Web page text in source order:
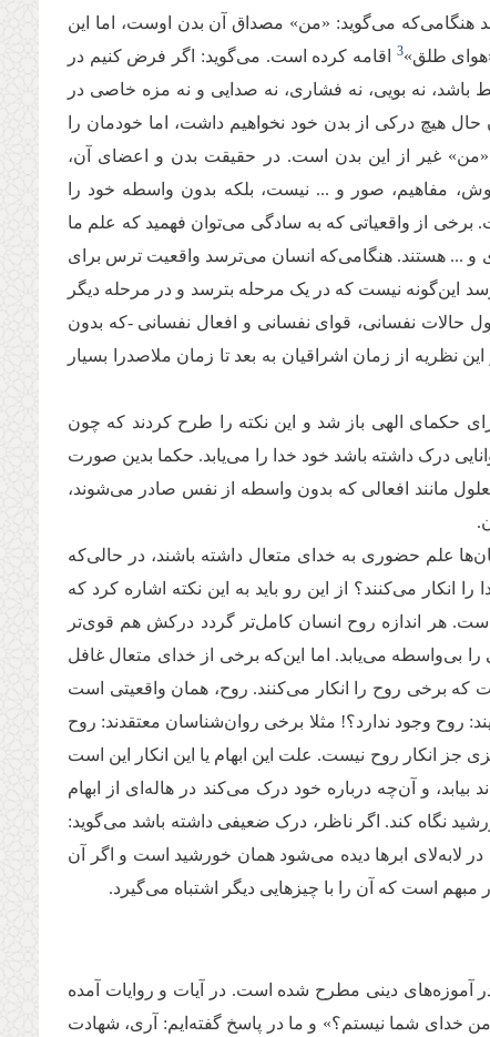
هنگامی‌که می‌گوید: «من» مصداق آن بدن اوست، اما این
طلق»3
اقامه کرده است. می‌گوید: اگر فرض کنیم در
باشد، نه بویی، نه فشاری، نه صدایی و نه مزه خاصی در
هیچ درکی از بدن خود نخواهیم داشت، اما خودمان را
غیر از این بدن است. در حقیقت بدن و اعضای آن،
مفاهیم، صور و ... نیست، بلکه بدون واسطه خود را
برخی از واقعیاتی که به سادگی می‌توان فهمید که علم ما
و ... هستند. هنگامی‌که انسان می‌ترسد واقعیت ترس برای
این‌گونه نیست که در یک مرحله بترسد و در مرحله دیگر
نفسانی، قوای نفسانی و افعال نفسانی -که بدون
از زمان اشراقیان به بعد تا زمان ملاصدرا بسیار
حکمای الهی باز شد و این نکته را طرح کردند که چون
درک داشته باشد خود خدا را می‌یابد. حکما بدین صورت
مانند افعالی که بدون واسطه از نفس صادر می‌شوند،
علم حضوری به خدای متعال داشته باشند، در حالی‌که
می‌کنند؟ از این رو باید به این نکته اشاره کرد که
هر اندازه روح انسان کامل‌تر گردد درکش هم قوی‌تر
بی‌واسطه می‌یابد. اما این‌که برخی از خدای متعال غافل
که برخی روح را انکار می‌کنند. روح، همان واقعیتی است
روح وجود ندارد؟! مثلا برخی روان‌شناسان معتقدند: روح
انکار روح نیست. علت این ابهام یا این انکار این است
و آن‌چه درباره خود درک می‌کند در هاله‌ای از ابهام
نگاه کند. اگر ناظر، درک ضعیفی داشته باشد می‌گوید:
لابه‌لای ابرها دیده می‌شود همان خورشید است و اگر آن
است که آن را با چیزهایی دیگر اشتباه می‌گیرد.
آموزه‌های دینی مطرح شده است. در آیات و روایات آمده
خدای شما نیستم؟» و ما در پاسخ گفته‌ایم: آری، شهادت